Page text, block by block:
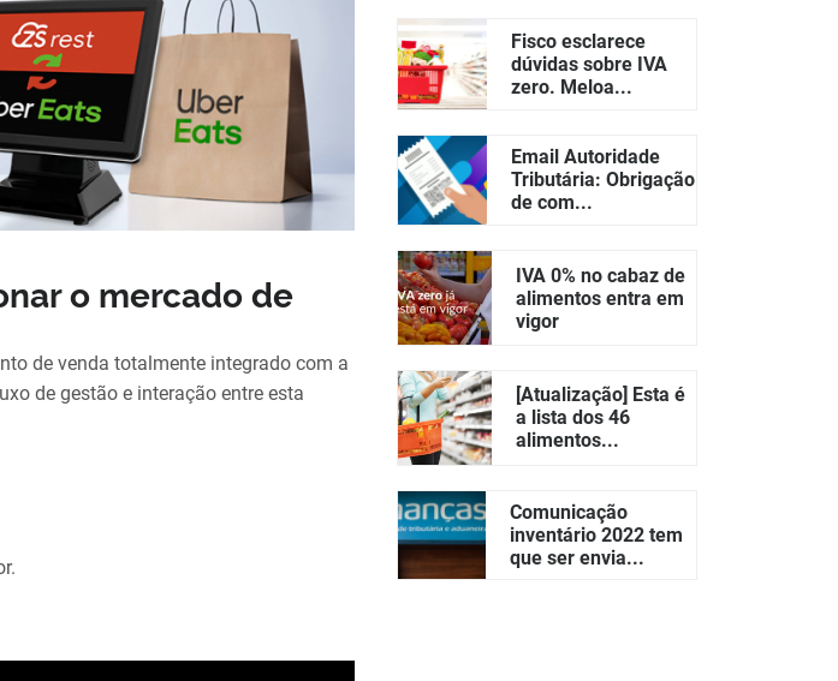
o mercado de
de venda totalmente integrado com a
de gestão e interação entre esta
Fisco esclarece
dúvidas sobre IVA
zero. Meloa...
Email Autoridade
Tributária: Obrigação
de com...
IVA 0% no cabaz de
alimentos entra em
vigor
[Atualização] Esta é
a lista dos 46
alimentos...
Comunicação
inventário 2022 tem
que ser envia...